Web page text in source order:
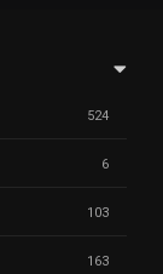
524
6
103
163